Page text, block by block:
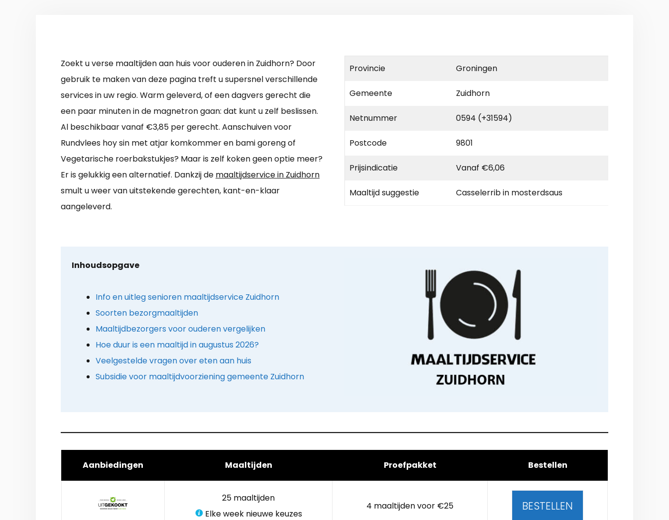
Zoekt u verse maaltijden aan huis voor ouderen in Zuidhorn? Door
gebruik te maken van deze pagina treft u supersnel verschillende
services in uw regio. Warm geleverd, of een dagvers gerecht die
een paar minuten in de magnetron gaan: dat kunt u zelf beslissen.
Al beschikbaar vanaf €3,85 per gerecht. Aanschuiven voor
Rundvlees hoy sin met atjar komkommer en bami goreng of
Vegetarische roerbakstukjes? Maar is zelf koken geen optie meer?
Er is gelukkig een alternatief. Dankzij de maaltijdservice in Zuidhorn
smult u weer van uitstekende gerechten, kant-en-klaar
aangeleverd.
Provincie Groningen
Gemeente Zuidhorn
Netnummer 0594 (+31594)
Postcode 9801
Prijsindicatie Vanaf €6,06
Maaltijd suggestie Casselerrib in mosterdsaus
Inhoudsopgave
Info en uitleg senioren maaltijdservice Zuidhorn
Soorten bezorgmaaltijden
Maaltijdbezorgers voor ouderen vergelijken
Hoe duur is een maaltijd in augustus 2026?
Veelgestelde vragen over eten aan huis
Subsidie voor maaltijdvoorziening gemeente Zuidhorn
Aanbiedingen Maaltijden Proefpakket Bestellen
25 maaltijden
Elke week nieuwe keuzes
4 maaltijden voor €25 BESTELLEN